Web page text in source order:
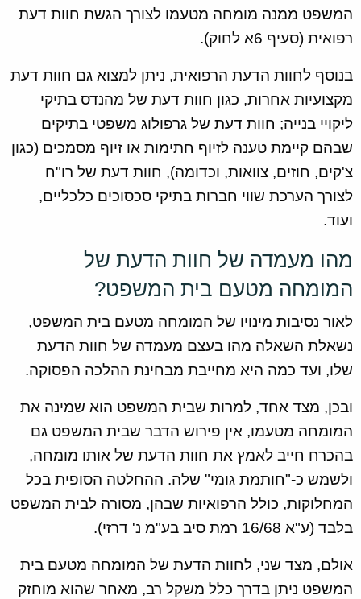
המשפט ממנה מומחה מטעמו לצורך הגשת חוות דעת
רפואית (סעיף 6א לחוק).
בנוסף לחוות הדעת הרפואית, ניתן למצוא גם חוות דעת
מקצועיות אחרות, כגון חוות דעת של מהנדס בתיקי
ליקויי בנייה; חוות דעת של גרפולוג משפטי בתיקים
שבהם קיימת טענה לזיוף חתימות או זיוף מסמכים (כגון
צ'קים, חוזים, צוואות, וכדומה), חוות דעת של רו"ח
לצורך הערכת שווי חברות בתיקי סכסוכים כלכליים,
ועוד.
מהו מעמדה של חוות הדעת של
המומחה מטעם בית המשפט?
לאור נסיבות מינויו של המומחה מטעם בית המשפט,
נשאלת השאלה מהו בעצם מעמדה של חוות הדעת
שלו, ועד כמה היא מחייבת מבחינת ההלכה הפסוקה.
ובכן, מצד אחד, למרות שבית המשפט הוא שמינה את
המומחה מטעמו, אין פירוש הדבר שבית המשפט גם
בהכרח חייב לאמץ את חוות הדעת של אותו מומחה,
ולשמש כ-"חותמת גומי" שלה. ההחלטה הסופית בכל
המחלוקות, כולל הרפואיות שבהן, מסורה לבית המשפט
בלבד (ע"א 16/68 רמת סיב בע"מ נ' דרזי).
אולם, מצד שני, לחוות הדעת של המומחה מטעם בית
המשפט ניתן בדרך כלל משקל רב, מאחר שהוא מוחזק